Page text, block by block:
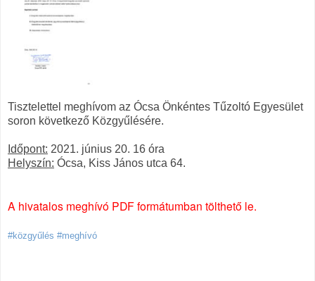
Tisztelettel meghívom az Ócsa Önkéntes Tűzoltó Egyesület
soron következő Közgyűlésére.
Időpont: 2021. június 20. 16 óra
Helyszín: Ócsa, Kiss János utca 64.
A hivatalos meghívó PDF formátumban tölthető le.
#közgyűlés #meghívó